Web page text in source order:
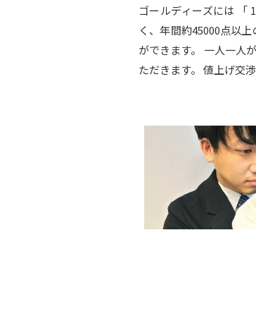
ゴールディーズには 「
く、年間約45000点以
ができます。 一人一人
ただきます。 値上げ交